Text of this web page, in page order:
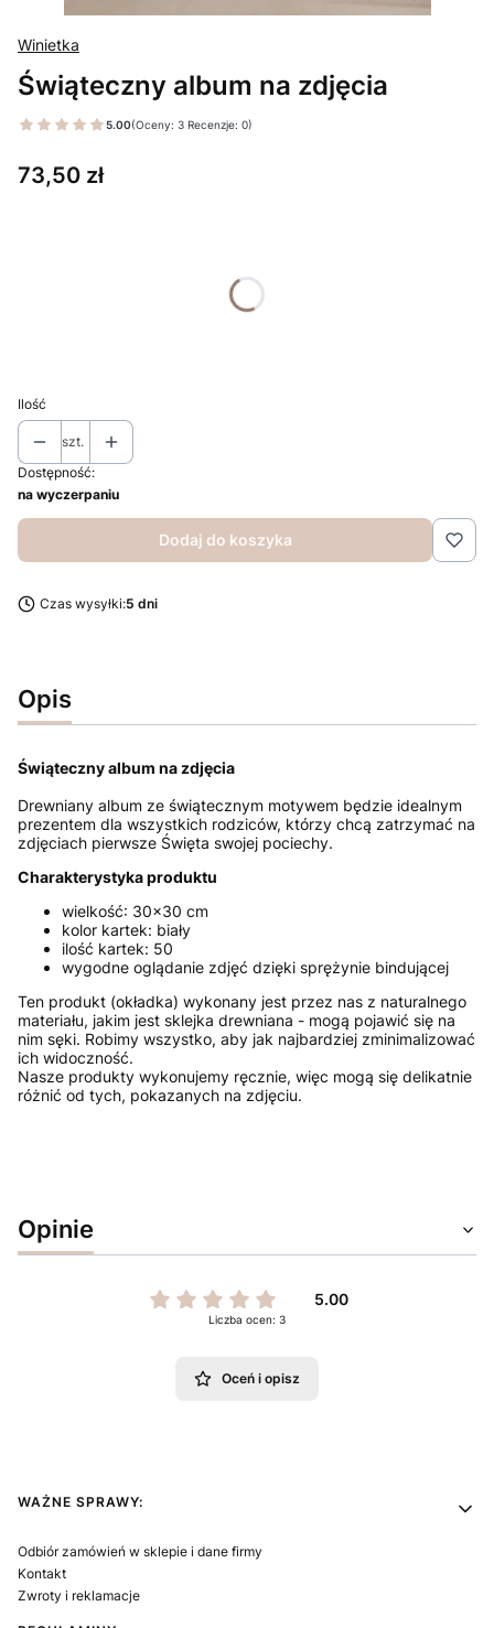
Winietka
Świąteczny album na zdjęcia
5.00(Oceny: 3 Recenzje: 0)
Cena
73,50 zł
Ilość
szt.
Dostępność:
na wyczerpaniu
Dodaj do koszyka
Czas wysyłki:5 dni
Opis
Świąteczny album na zdjęcia
Drewniany album ze świątecznym motywem będzie idealnym
prezentem dla wszystkich rodziców, którzy chcą zatrzymać na
zdjęciach pierwsze Święta swojej pociechy.
Charakterystyka produktu
wielkość: 30x30 cm
kolor kartek: biały
ilość kartek: 50
wygodne oglądanie zdjęć dzięki sprężynie bindującej
Ten produkt (okładka) wykonany jest przez nas z naturalnego
materiału, jakim jest sklejka drewniana - mogą pojawić się na
nim sęki. Robimy wszystko, aby jak najbardziej zminimalizować
ich widoczność.
Nasze produkty wykonujemy ręcznie, więc mogą się delikatnie
różnić od tych, pokazanych na zdjęciu.
Opinie
5.00
Liczba ocen: 3
Oceń i opisz
Linki w stopce
WAŻNE SPRAWY:
Odbiór zamówień w sklepie i dane firmy
Kontakt
Zwroty i reklamacje